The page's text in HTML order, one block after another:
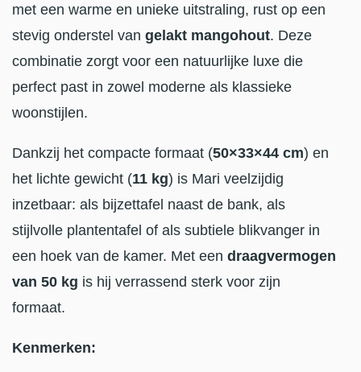
met een warme en unieke uitstraling, rust op een
stevig onderstel van gelakt mangohout. Deze
combinatie zorgt voor een natuurlijke luxe die
perfect past in zowel moderne als klassieke
woonstijlen.
Dankzij het compacte formaat (50×33×44 cm) en
het lichte gewicht (11 kg) is Mari veelzijdig
inzetbaar: als bijzettafel naast de bank, als
stijlvolle plantentafel of als subtiele blikvanger in
een hoek van de kamer. Met een draagvermogen
van 50 kg is hij verrassend sterk voor zijn
formaat.
Kenmerken: